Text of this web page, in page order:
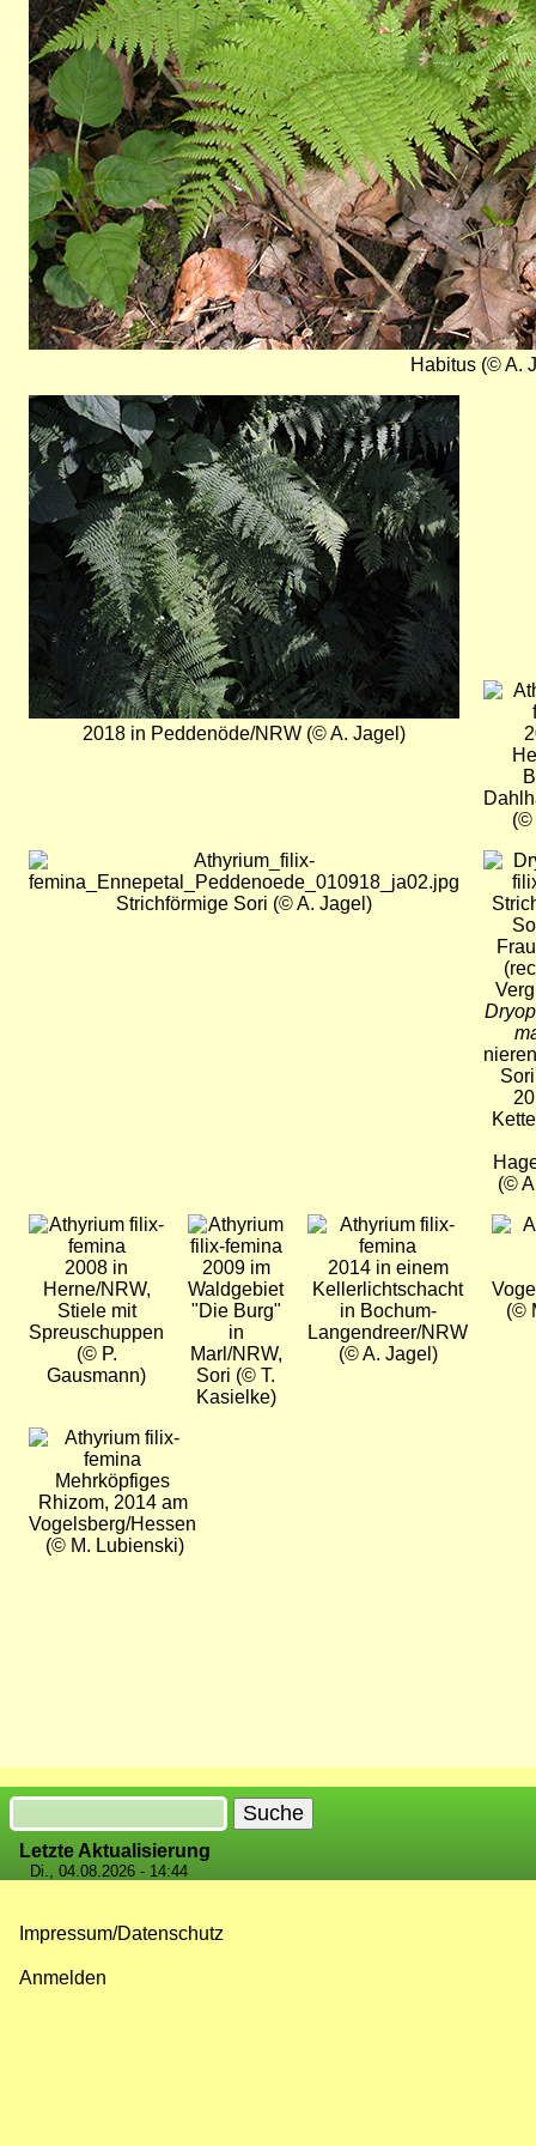
Habitus (© A.
Bild
2018 in Peddenöde/NRW (© A. Jagel)
Bild
(©
Bild
Strichförmige Sori (© A. Jagel)
Bild
(©
Bild
2008 in
Herne/NRW,
Stiele mit
Spreuschuppen
(© P.
Gausmann)
Bild
2009 im
Waldgebiet
"Die Burg"
in
Marl/NRW,
Sori (© T.
Kasielke)
Bild
2014 in einem
Kellerlichtschacht
in Bochum-
Langendreer/NRW
(© A. Jagel)
Bild
(©
Bild
Mehrköpfiges
Rhizom, 2014 am
Vogelsberg/Hessen
(© M. Lubienski)
Suche
Letzte Aktualisierung
Di., 04.08.2026 - 14:44
Impressum/Datenschutz
Anmelden